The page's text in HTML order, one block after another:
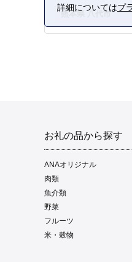
熊本県 八代市
お礼の品から探す
ANAオリジナル
肉類
魚介類
野菜
フルーツ
米・穀物
詳細についてはプ